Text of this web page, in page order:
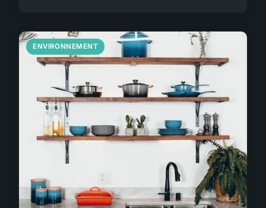
ENVIRONNEMENT